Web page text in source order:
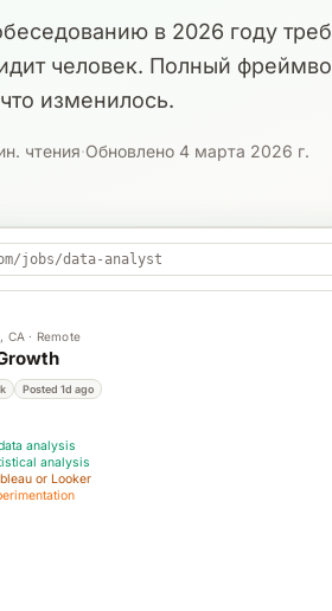
в 2026 году
человек. Полный
изменилось.
чтения·Обновлено 4 марта 2026 г.
jobs/data-analyst
CA · Remote
Posted 1d ago
analysis
analysis
or Looker